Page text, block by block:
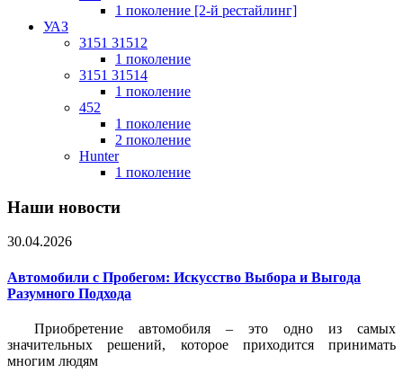
1 поколение [2-й рестайлинг]
УАЗ
3151 31512
1 поколение
3151 31514
1 поколение
452
1 поколение
2 поколение
Hunter
1 поколение
Наши новости
30.04.2026
Автомобили с Пробегом: Искусство Выбора и Выгода
Разумного Подхода
Приобретение автомобиля – это одно из самых
значительных решений, которое приходится принимать
многим людям